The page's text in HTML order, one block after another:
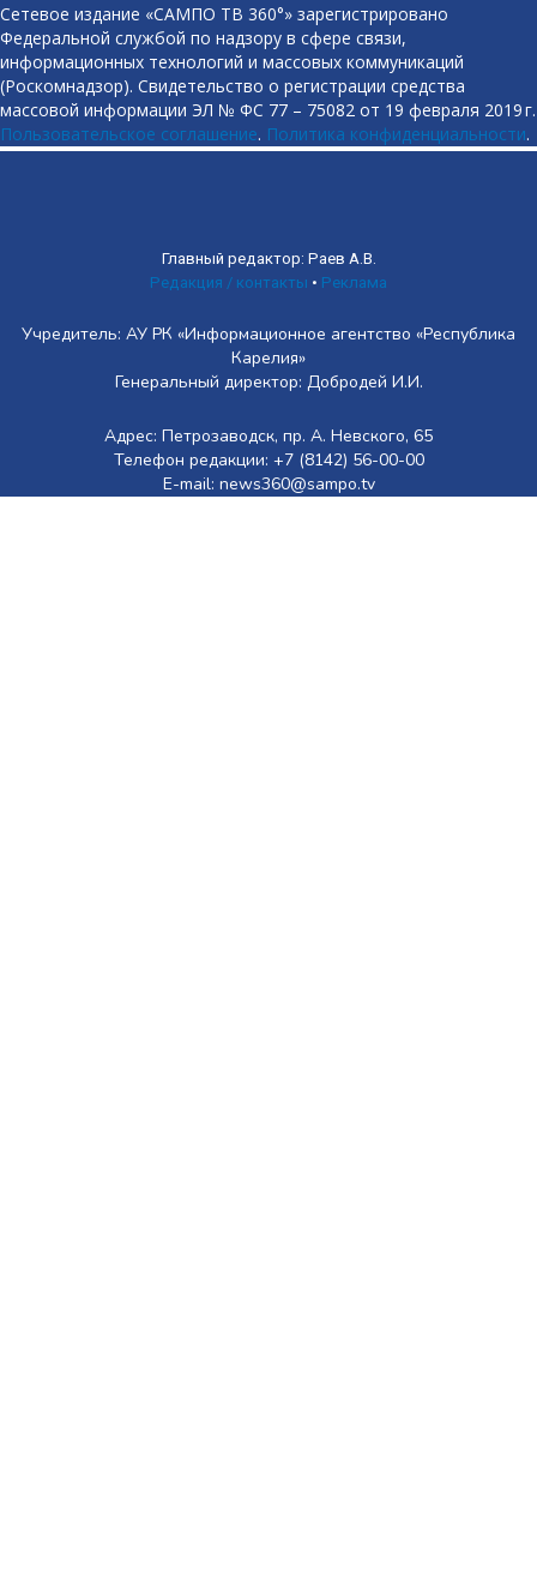
Сетевое издание «САМПО ТВ 360°» зарегистрировано
Федеральной службой по надзору в сфере связи,
информационных технологий и массовых коммуникаций
(Роскомнадзор). Свидетельство о регистрации средства
массовой информации ЭЛ № ФС 77 – 75082 от 19 февраля 2019 г.
Пользовательское соглашение. Политика конфиденциальности.
Главный редактор: Раев А.В.
Редакция / контакты • Реклама
Учредитель: АУ РК «Информационное агентство «Республика
Карелия»
Генеральный директор: Добродей И.И.
Адрес: Петрозаводск, пр. А. Невского, 65
Телефон редакции: +7 (8142) 56-00-00
E-mail: news360@sampo.tv